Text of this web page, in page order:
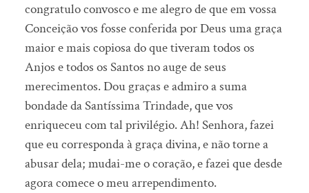
congratulo convosco e me alegro de que em vossa
Conceição vos fosse conferida por Deus uma graça
maior e mais copiosa do que tiveram todos os
Anjos e todos os Santos no auge de seus
merecimentos. Dou graças e admiro a suma
bondade da Santíssima Trindade, que vos
enriqueceu com tal privilégio. Ah! Senhora, fazei
que eu corresponda à graça divina, e não torne a
abusar dela; mudai-me o coração, e fazei que desde
agora comece o meu arrependimento.